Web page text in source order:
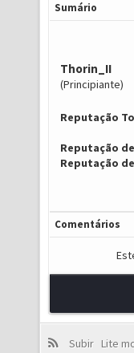
Sumário
Thorin_II
(Principiante)
Reputação
Reputação
Reputação
Comentários
Subir Lite